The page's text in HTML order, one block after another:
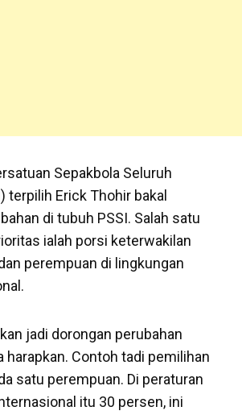
Sepakbola Seluruh
terpilih Erick Thohir bakal
di tubuh PSSI. Salah satu
ialah porsi keterwakilan
perempuan di lingkungan
jadi dorongan perubahan
harapkan. Contoh tadi pemilihan
satu perempuan. Di peraturan
itu 30 persen, ini